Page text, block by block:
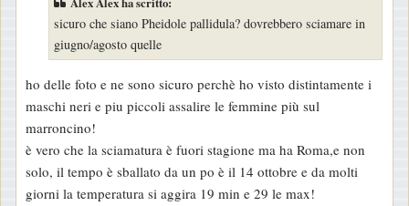
g
i
o
sicuro che siano Pheidole pallidula? dovrebbero sciamare in
giugno/agosto quelle
ho delle foto e ne sono sicuro perchè ho visto distintamente i
maschi neri e piu piccoli assalire le femmine più sul
marroncino!
è vero che la sciamatura è fuori stagione ma ha Roma,e non
solo, il tempo è sballato da un po è il 14 ottobre e da molti
giorni la temperatura si aggira 19 min e 29 le max!